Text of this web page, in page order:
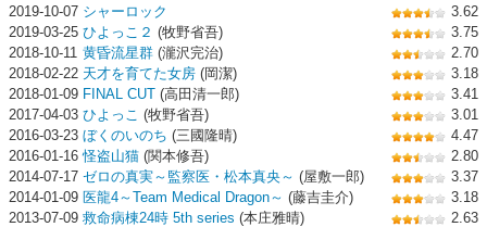
2019-10-07 シャーロック
3.62
2019-03-25 ひよっこ２ (牧野省吾)
3.75
2018-10-11 黄昏流星群 (瀧沢完治)
2.70
2018-02-22 天才を育てた女房 (岡潔)
3.18
2018-01-09 FINAL CUT (高田清一郎)
3.41
2017-04-03 ひよっこ (牧野省吾)
3.01
2016-03-23 ぼくのいのち (三國隆晴)
4.47
2016-01-16 怪盗山猫 (関本修吾)
2.80
2014-07-17 ゼロの真実～監察医・松本真央～ (屋敷一郎)
3.37
2014-01-09 医龍4～Team Medical Dragon～ (藤吉圭介)
3.18
2013-07-09 救命病棟24時 5th series (本庄雅晴)
2.63